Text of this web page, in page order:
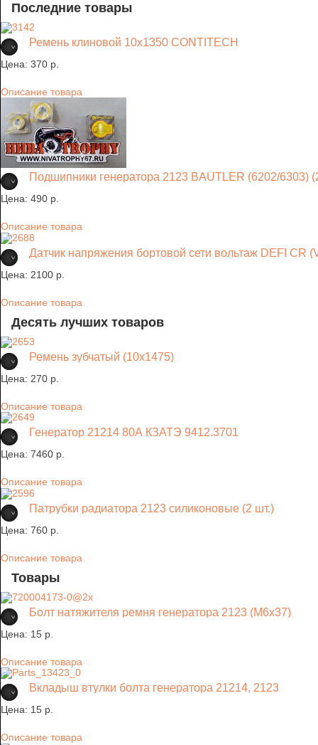
Последние товары
Ремень клиновой 10х1350 CONTITECH
Цена: 370 p.
Описание товара
Подшипники генератора 2123 BAUTLER (6202/6303)
Цена: 490 p.
Описание товара
Датчик напряжения бортовой сети вольтаж DEFI CR
Цена: 2100 p.
Описание товара
Десять лучших товаров
Ремень зубчатый (10х1475)
Цена: 270 p.
Описание товара
Генератор 21214 80А КЗАТЭ 9412.3701
Цена: 7460 p.
Описание товара
Патрубки радиатора 2123 силиконовые (2 шт.)
Цена: 760 p.
Описание товара
Товары
Болт натяжителя ремня генератора 2123 (М6х37)
Цена: 15 p.
Описание товара
Вкладыш втулки болта генератора 21214, 2123
Цена: 15 p.
Описание товара